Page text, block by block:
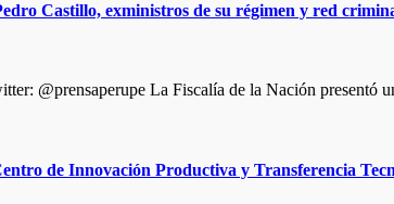
Castillo, exministros de su régimen y red
@prensaperupe La Fiscalía de la Nación presentó
de Innovación Productiva y Transferencia